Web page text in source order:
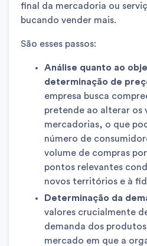
final da mercadoria ou
bucando vender mais.
São esses passos:
Análise quanto ao
determinação de
empresa busca
pretende ao alterar os
mercadorias, o que
número de
volume de compras
pontos relevantes
novos territórios e à
Determinação da
valores crucialmente
demanda dos
mercado em que a